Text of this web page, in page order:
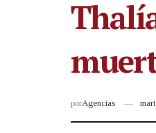
porAgencias